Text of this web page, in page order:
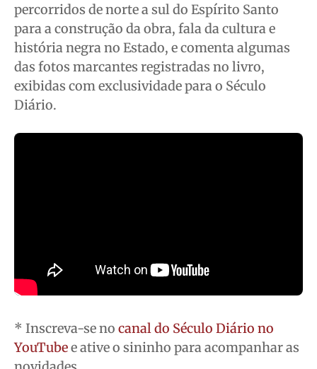
Expediente
Contato
Anuncie
Termos de Uso
Expediente
Contato
Anuncie
Termos de Uso
Expediente
Contato
Anuncie
Termos de Uso
Expediente
Contato
Anuncie
Termos de Uso
percorridos de norte a sul do Espírito Santo
para a construção da obra, fala da cultura e
história negra no Estado, e comenta algumas
das fotos marcantes registradas no livro,
exibidas com exclusividade para o Século
Diário.
* Inscreva-se no canal do Século Diário no
YouTubee ative o sininho para acompanhar as